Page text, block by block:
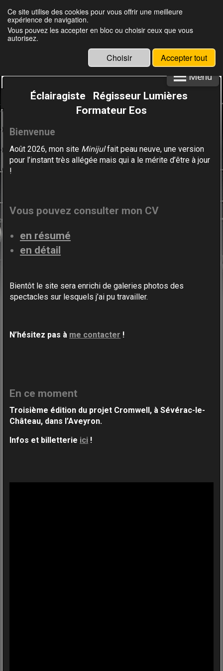
Julien Louisgrand
Menu
Éclairagiste Régisseur Lumières
Formateur Eos
Bienvenue
Août 2026, mon site Minijulfait peau neuve, une version
pour l’instant très allégéemais qui a le mérite d’être à jour
!
Vous pouvez consulter mon CV
en résumé
en détail
Bientôt le site sera enrichi de galeries photos des
spectacles sur lesquels j’ai pu travailler.
N’hésitez pas à me contacter !
En ce moment
Troisième édition du projet Cromwell, à Sévérac-le-
Château, dans l’Aveyron.
Infos et billetterie ici !
Ce site utilise des cookies pour vous offrir une meilleure
expérience de navigation.
Vous pouvez les accepter en bloc ou choisir ceux que vous
autorisez.
Choisir Accepter tout